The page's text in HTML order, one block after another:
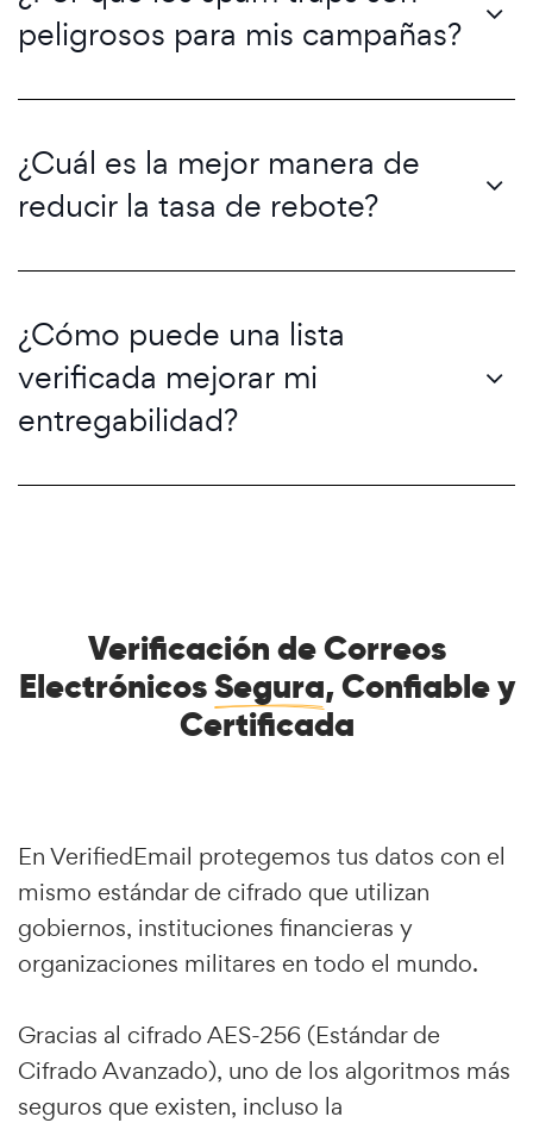
peligrosos para mis campañas?
¿Cuál es la mejor manera de
reducir la tasa de rebote?
¿Cómo puede una lista
verificada mejorar mi
entregabilidad?
Verificación de Correos
ElectrónicosSegura, Confiable y
Certificada
En VerifiedEmail protegemos tus datos con el
mismo estándar de cifrado que utilizan
gobiernos, instituciones financieras y
organizaciones militares en todo el mundo.
Gracias al cifrado AES-256 (Estándar de
Cifrado Avanzado), uno de los algoritmos más
seguros que existen, incluso la